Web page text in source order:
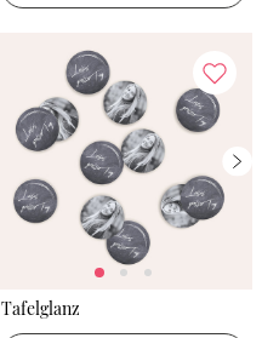
Tafelglanz